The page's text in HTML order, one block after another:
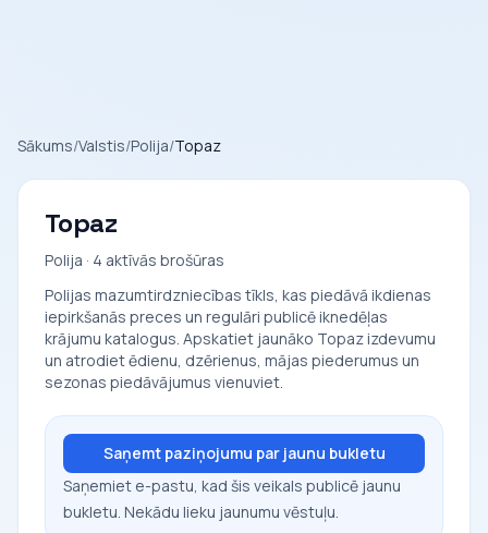
Sākums/Valstis/Polija/Topaz
Topaz
Polija · 4 aktīvās brošūras
Polijas mazumtirdzniecības tīkls, kas piedāvā ikdienas
iepirkšanās preces un regulāri publicē iknedēļas
krājumu katalogus. Apskatiet jaunāko Topaz izdevumu
un atrodiet ēdienu, dzērienus, mājas piederumus un
sezonas piedāvājumus vienuviet.
Saņemt paziņojumu par jaunu bukletu
Saņemiet e-pastu, kad šis veikals publicē jaunu
bukletu. Nekādu lieku jaunumu vēstuļu.